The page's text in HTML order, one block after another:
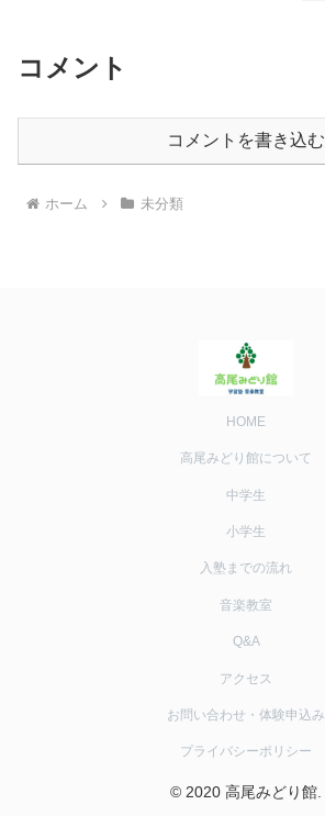
コメント
コメントを書き込む
ホーム 未分類
HOME
高尾みどり館について
中学生
小学生
入塾までの流れ
音楽教室
Q&A
アクセス
お問い合わせ・体験申込み
プライバシーポリシー
© 2020 高尾みどり館.